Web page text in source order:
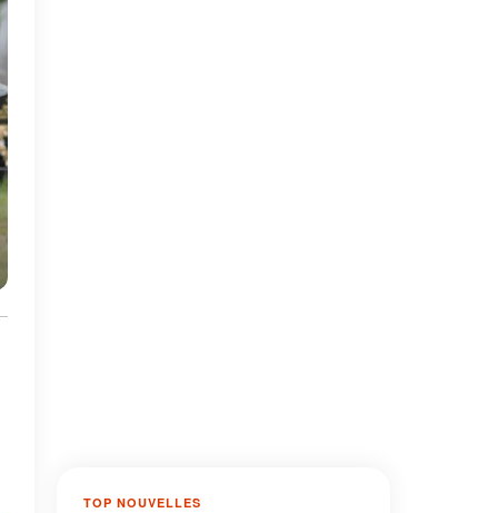
TOP NOUVELLES